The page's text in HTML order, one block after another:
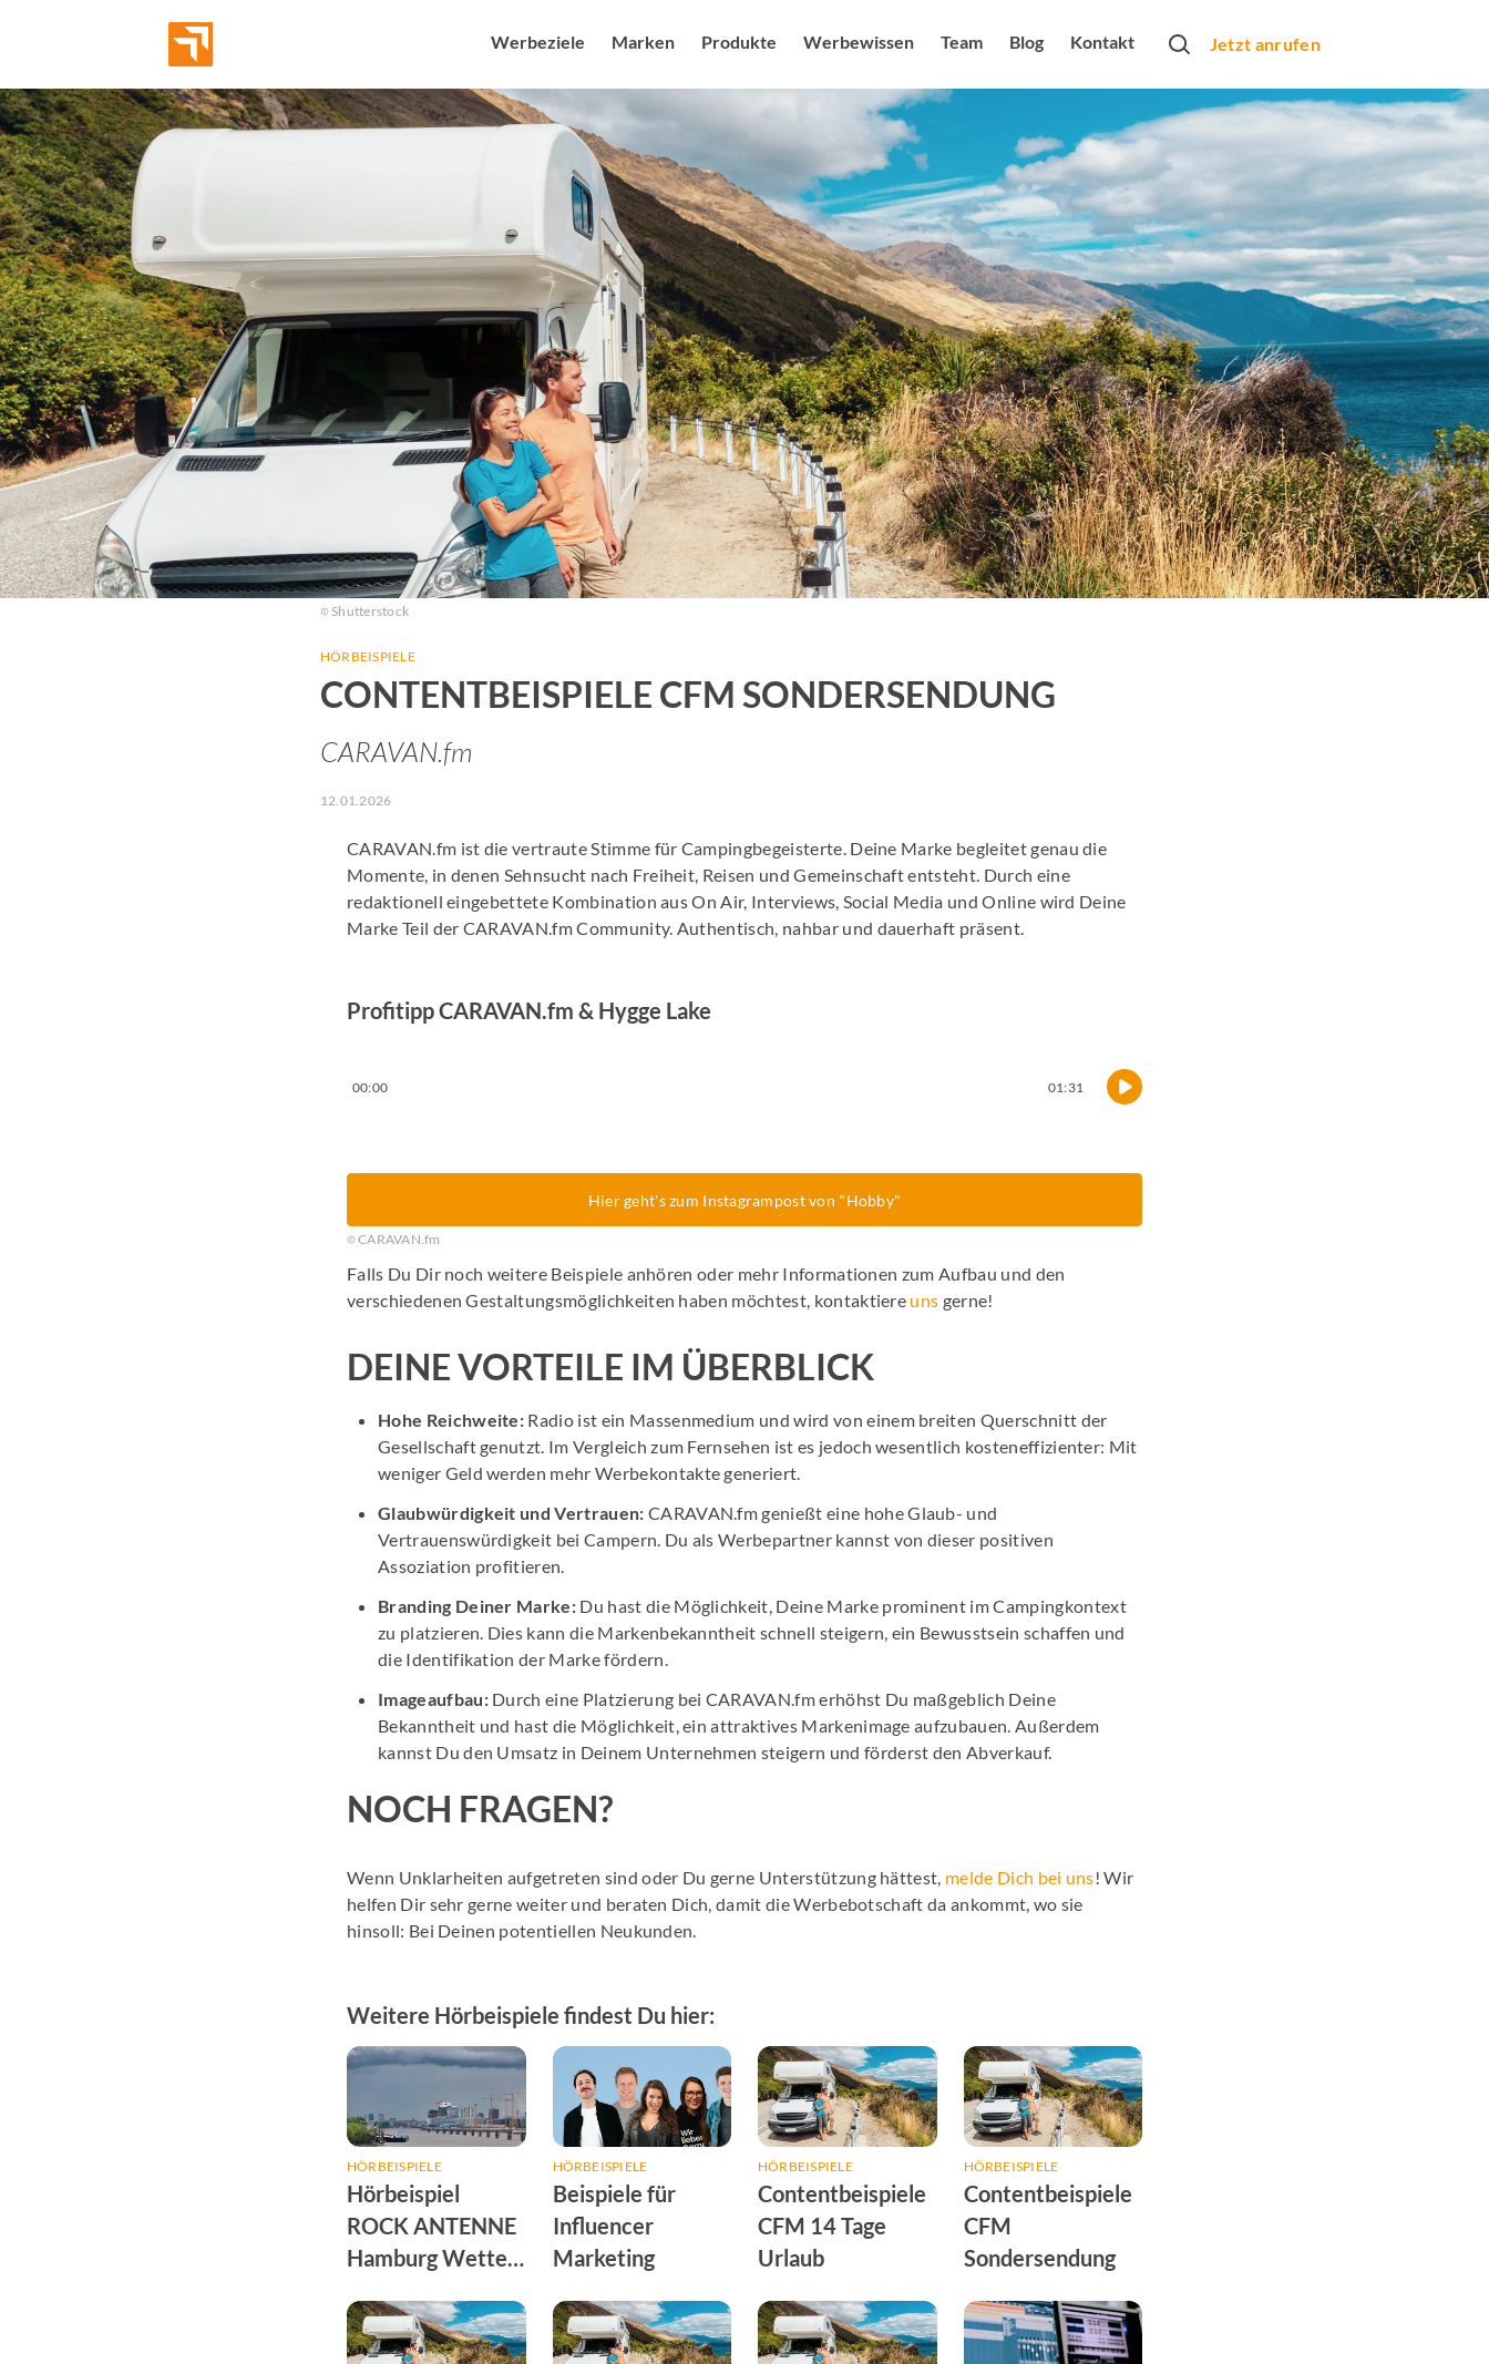
Werbeziele
Abverkauf steigern
Bekanntheit ausbauen
Markenimage schärfen
Employer Branding stärken
Leads generieren
Marken
Sendermarken
Senderkombis
Digitale Angebote
Produkte
Radio / Audio
Digital
Moderatoren als Testimonials
Social Media Marketing
Events & Promotion
Job Spots & Employer Branding
Online Audio Kalkulator
Radio Hamburg Jobmesse
Werbewissen
Studien
Nachhaltigkeit
Kampagnenplanung
More FAQs
Medialexikon
Team
Ansprechpartner
Karriere & Jobs
Blog
Blog
Audiowerbung
Sonderwerbeformen
Spot des Monats
Digital Marketing
Online Audio
Events & Promotion
Personalmarketing
Hamburger Wirtschaftsnews
Kontakt Jetzt anrufen
Shutterstock
HÖRBEISPIELE
CONTENTBEISPIELE CFM SONDERSENDUNG
CARAVAN.fm
12.01.2026
CARAVAN.fm ist die vertraute Stimme für Campingbegeisterte. Deine Marke begleitet genau die
Momente, in denen Sehnsucht nach Freiheit, Reisen und Gemeinschaft entsteht. Durch eine
redaktionell eingebettete Kombination aus On Air, Interviews, Social Media und Online wird Deine
Marke Teil der CARAVAN.fm Community. Authentisch, nahbar und dauerhaft präsent.
Profitipp CARAVAN.fm & Hygge Lake
00:00 01:31
Hier geht's zum Instagrampost von "Hobby"
CARAVAN.fm
Falls Du Dir noch weitere Beispiele anhören oder mehr Informationen zum Aufbau und den
verschiedenen Gestaltungsmöglichkeiten haben möchtest, kontaktiere uns gerne!
DEINE VORTEILE IM ÜBERBLICK
Hohe Reichweite: Radio ist ein Massenmedium und wird von einem breiten Querschnitt der
Gesellschaft genutzt. Im Vergleich zum Fernsehen ist es jedoch wesentlich kosteneffizienter: Mit
weniger Geld werden mehr Werbekontakte generiert.
Glaubwürdigkeit und Vertrauen: CARAVAN.fm genießt eine hohe Glaub- und
Vertrauenswürdigkeit bei Campern. Du als Werbepartner kannst von dieser positiven
Assoziation profitieren.
Branding Deiner Marke: Du hast die Möglichkeit, Deine Marke prominent im Campingkontext
zu platzieren. Dies kann die Markenbekanntheit schnell steigern, ein Bewusstsein schaffen und
die Identifikation der Marke fördern.
Imageaufbau:Durch eine Platzierung bei CARAVAN.fm erhöhst Du maßgeblich Deine
Bekanntheit und hast die Möglichkeit, ein attraktives Markenimage aufzubauen. Außerdem
kannst Du den Umsatz in Deinem Unternehmen steigern und förderst den Abverkauf.
NOCH FRAGEN?
Wenn Unklarheiten aufgetreten sind oder Du gerne Unterstützung hättest, melde Dich bei uns! Wir
helfen Dir sehr gerne weiter und beraten Dich, damit die Werbebotschaft da ankommt, wo sie
hinsoll: Bei Deinen potentiellen Neukunden.
Weitere Hörbeispiele findest Du hier:
HÖRBEISPIELE
Hörbeispiel
ROCK ANTENNE
Hamburg Wetter-
HÖRBEISPIELE
Beispiele für
Influencer
Marketing
HÖRBEISPIELE
Contentbeispiele
CFM 14 Tage
Urlaub
HÖRBEISPIELE
Contentbeispiele
CFM
Sondersendung